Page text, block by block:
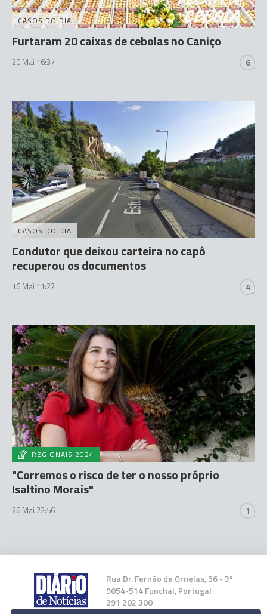
CASOS DO DIA
Furtaram 20 caixas de cebolas no Caniço
20 Mai 16:37 6
CASOS DO DIA
Condutor que deixou carteira no capô
recuperou os documentos
16 Mai 11:22 4
REGIONAIS 2024
"Corremos o risco de ter o nosso próprio
Isaltino Morais"
26 Mai 22:56 1
Rua Dr. Fernão de Ornelas, 56 - 3º
9054-514 Funchal, Portugal
291 202 300